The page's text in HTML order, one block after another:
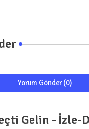
Yorum Gönder (0)
Gelin - İzle-